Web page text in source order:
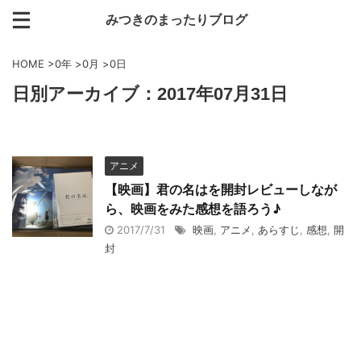
みつきのまったりブログ
HOME >0年 >0月 >0日
日別アーカイブ：2017年07月31日
アニメ
【映画】君の名はを開封レビューしなが
ら、映画をみた感想を語ろう♪
2017/7/31 映画 アニメ あらすじ 感想 開
封